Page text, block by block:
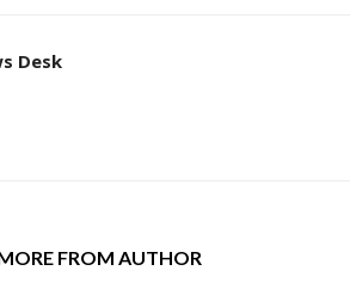
Desk
FROM AUTHOR